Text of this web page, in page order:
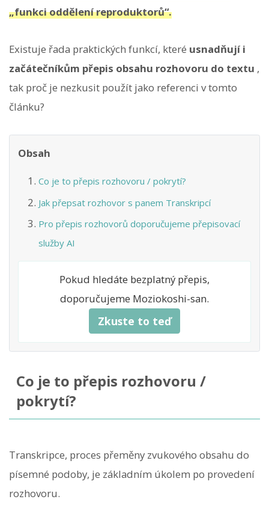
„funkci oddělení reproduktorů“.
Existuje řada praktických funkcí, které usnadňují i ​​
začátečníkům přepis obsahu rozhovoru do textu ,
tak proč je nezkusit použít jako referenci v tomto
článku?
Obsah
Co je to přepis rozhovoru / pokrytí?
Jak přepsat rozhovor s panem Transkripcí
Pro přepis rozhovorů doporučujeme přepisovací
služby AI
Pokud hledáte bezplatný přepis,
doporučujeme Moziokoshi-san.
Zkuste to teď
Co je to přepis rozhovoru /
pokrytí?
Transkripce, proces přeměny zvukového obsahu do
písemné podoby, je základním úkolem po provedení
rozhovoru.